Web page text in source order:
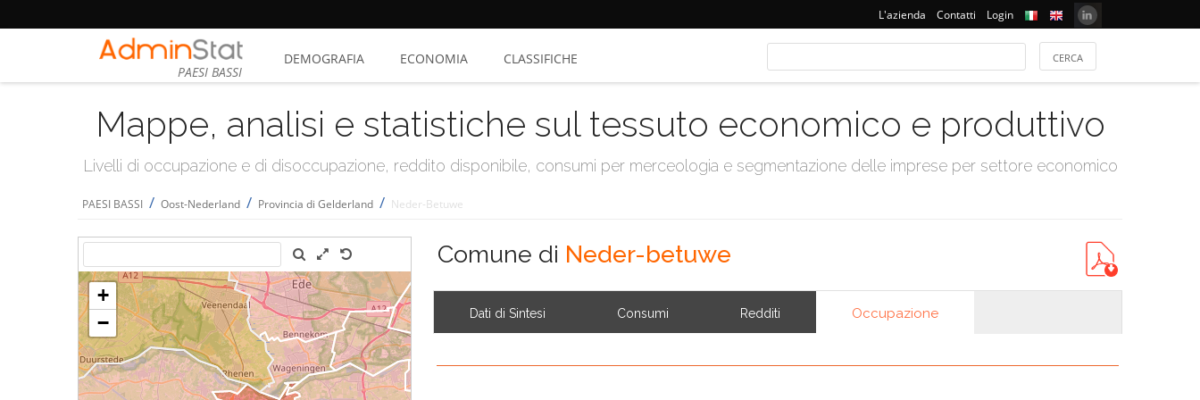
L'azienda Contatti Login
PAESI BASSI
DEMOGRAFIA ECONOMIA CLASSIFICHE
Mappe, analisi e statistiche sul tessuto economico e produttivo
Livelli di occupazione e di disoccupazione, reddito disponibile, consumi per merceologia e segmentazione delle imprese per settore economico
PAESI BASSI / Oost-Nederland / Provincia di Gelderland / Neder-Betuwe
Comune di Neder-betuwe
Dati di Sintesi Consumi Redditi Occupazione